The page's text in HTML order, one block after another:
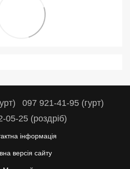
097 921-41-95 (гурт)
05-25 (роздріб)
інформація
версія сайту